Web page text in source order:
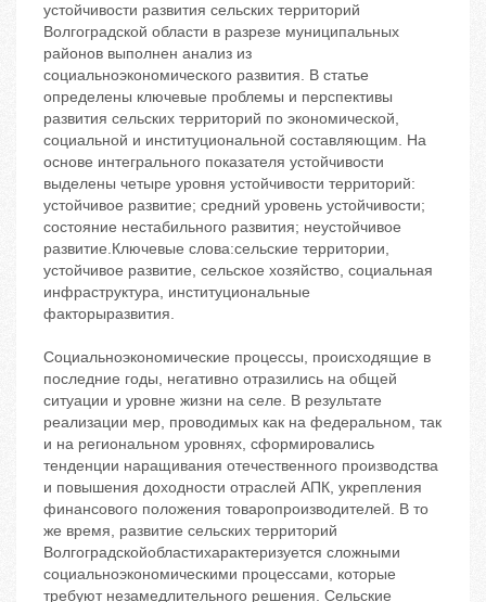
устойчивости развития сельских территорий
Волгоградской области в разрезе муниципальных
районов выполнен анализ из
социальноэкономического развития. В статье
определены ключевые проблемы и перспективы
развития сельских территорий по экономической,
социальной и институциональной составляющим. На
основе интегрального показателя устойчивости
выделены четыре уровня устойчивости территорий:
устойчивое развитие; средний уровень устойчивости;
состояние нестабильного развития; неустойчивое
развитие.Ключевые слова:сельские территории,
устойчивое развитие, сельское хозяйство, социальная
инфраструктура, институциональные
факторыразвития.
Социальноэкономические процессы, происходящие в
последние годы, негативно отразились на общей
ситуации и уровне жизни на селе. В результате
реализации мер, проводимых как на федеральном, так
и на региональном уровнях, сформировались
тенденции наращивания отечественного производства
и повышения доходности отраслей АПК, укрепления
финансового положения товаропроизводителей. В то
же время, развитие сельских территорий
Волгоградскойобластихарактеризуется сложными
социальноэкономическими процессами, которые
требуют незамедлительного решения. Сельские